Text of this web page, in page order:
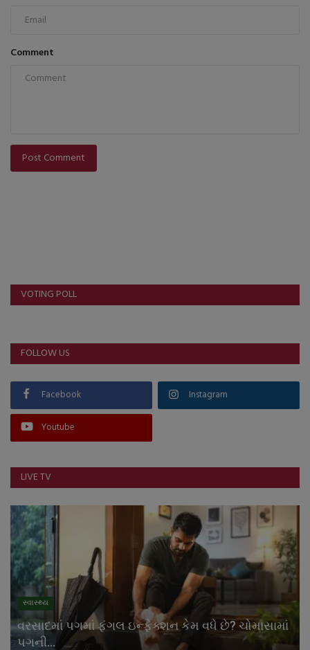
Comment
Post Comment
VOTING POLL
FOLLOW US
Facebook Instagram
Youtube
LIVE TV
સ્વાસ્થ્ય
વરસાદમાં પગમાં ફંગલ ઇન્ફેક્શન કેમ વધે છે? ચોમાસામાં
પગની...